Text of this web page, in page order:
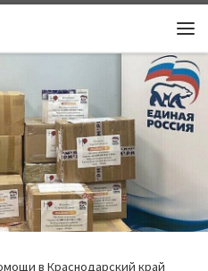
в Краснодарский край